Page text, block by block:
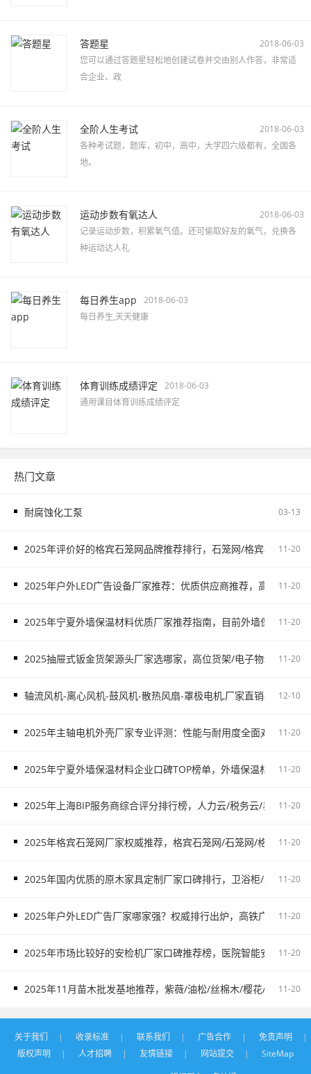
答题星
2018-06-03
您可以通过答题星轻松地创建试卷并交由别人作答，非常适
合企业、政
全阶人生考试
2018-06-03
各种考试题，题库，初中，高中，大学四六级都有，全国各
地。
运动步数有氧达人
2018-06-03
记录运动步数，积累氧气值。还可偷取好友的氧气，兑换各
种运动达人礼
每日养生app
2018-06-03
每日养生,天天健康
体育训练成绩评定
2018-06-03
通用课目体育训练成绩评定
热门文章
耐腐蚀化工泵 03-13
2025年评价好的格宾石笼网品牌推荐排行，石笼网/格宾石笼网/河
11-20
2025年户外LED广告设备厂家推荐：优质供应商推荐，高铁广告
11-20
2025年宁夏外墙保温材料优质厂家推荐指南，目前外墙保温材料
11-20
2025抽屉式钣金货架源头厂家选哪家，高位货架/电子物料架/抽
11-20
轴流风机-离心风机-鼓风机-散热风扇-罩极电机,厂家直销-首肯电子
12-10
2025年主轴电机外壳厂家专业评测：性能与耐用度全面对比，主
11-20
2025年宁夏外墙保温材料企业口碑TOP榜单，外墙保温材料服务
11-20
2025年上海BIP服务商综合评分排行榜，人力云/税务云/易代账/
11-20
2025年格宾石笼网厂家权威推荐，格宾石笼网/石笼网/格宾网厂家
11-20
2025年国内优质的原木家具定制厂家口碑排行，卫浴柜/木门/酒
11-20
2025年户外LED广告厂家哪家强？权威排行出炉，高铁广告/户外
11-20
2025年市场比较好的安检机厂家口碑推荐榜，医院智能安检机/
11-20
2025年11月苗木批发基地推荐，紫薇/油松/丝棉木/樱花/红叶石楠
11-20
关于我们 | 收录标准 | 联系我们 | 广告合作 | 免责声明
|
版权声明
| 人才招聘 | 友情链接 | 网站提交 |
SiteMap